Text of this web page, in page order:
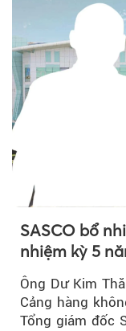
SASCO bổ
nhiệm kỳ 5
Ông Dư Kim
Cảng hàng
Tổng giám đốc